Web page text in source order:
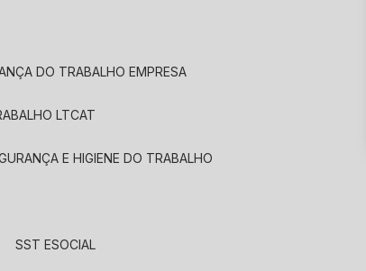
DO TRABALHO EMPRESA
LTCAT
E HIGIENE DO TRABALHO
SST ESOCIAL